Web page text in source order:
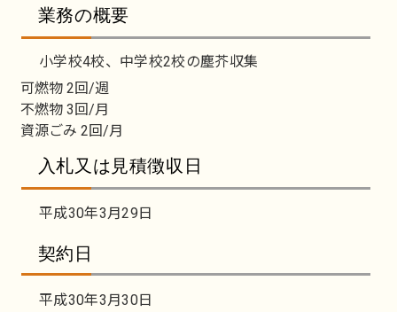
業務の概要
小学校4校、中学校2校の塵芥収集
可燃物 2回/週
不燃物 3回/月
資源ごみ 2回/月
入札又は見積徴収日
平成30年3月29日
契約日
平成30年3月30日